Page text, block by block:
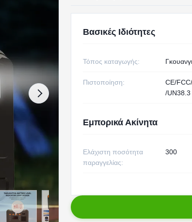
Βασικές Ιδιότητες
Τόπος καταγωγής:
Πιστοποίηση:
CE/
/UN38.3
Εμπορικά Ακίνητα
Ελάχιστη ποσότητα
παραγγελίας:
300